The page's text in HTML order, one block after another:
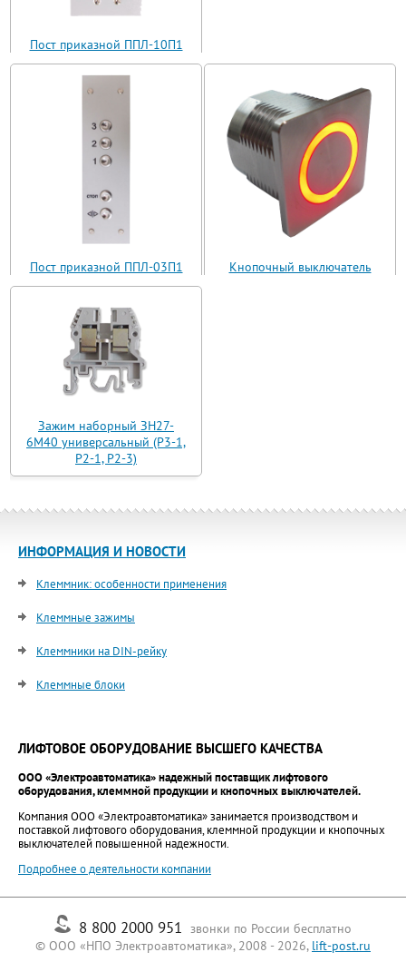
Пост приказной ППЛ-10П1
(ППЛ11-10)
Пост приказной ППЛ-03П1
(ППЛ11-03)
Кнопочный выключатель
Зажим наборный ЗН27-
6М40 универсальный (Р3-1,
Р2-1, Р2-3)
ИНФОРМАЦИЯ И НОВОСТИ
Клеммник: особенности применения
Клеммные зажимы
Клеммники на DIN-рейку
Клеммные блоки
ЛИФТОВОЕ ОБОРУДОВАНИЕ ВЫСШЕГО КАЧЕСТВА
ООО «Электроавтоматика» надежный поставщик лифтового
оборудования, клеммной продукции и кнопочных выключателей.
Компания ООО «Электроавтоматика» занимается производством и
поставкой лифтового оборудования, клеммной продукции и кнопочных
выключателей повышенной надежности.
Подробнее о деятельности компании
8 800 2000 951 звонки по России бесплатно
© ООО «НПО Электроавтоматика», 2008 - 2026, lift-post.ru